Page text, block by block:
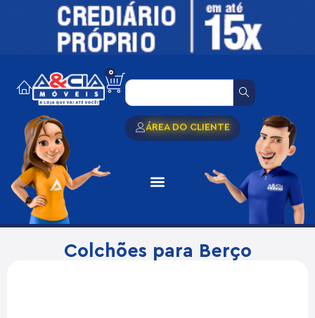
0
ÁREA DO CLIENTE
Colchões para Berço